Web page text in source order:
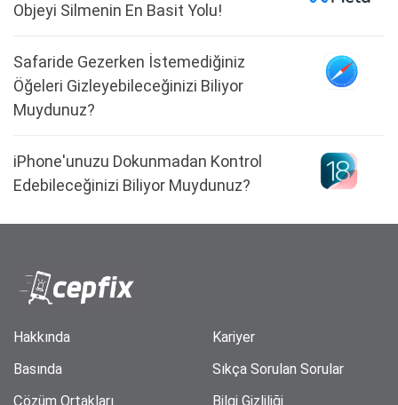
Objeyi Silmenin En Basit Yolu!
Safaride Gezerken İstemediğiniz
Öğeleri Gizleyebileceğinizi Biliyor
Muydunuz?
iPhone'unuzu Dokunmadan Kontrol
Edebileceğinizi Biliyor Muydunuz?
Hakkında
Basında
Çözüm Ortakları
Kariyer
Sıkça Sorulan Sorular
Bilgi Gizliliği